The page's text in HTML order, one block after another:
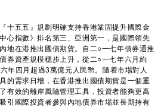
五五』規劃明確支持香港鞏固提升國際金
心指數》排名第三、亞洲第一，是國際領先
地在港推出國債期貨。自二○一七年債券通推
券資產規模穩步上升，從二○一七年六月約
年四月超過3萬億元人民幣。隨着市場對人
的需求日增，在香港推出國債期貨是一個重
有效的離岸風險管理工具，投資者能夠更高
引國際投資者參與內地債券市場並長期持有